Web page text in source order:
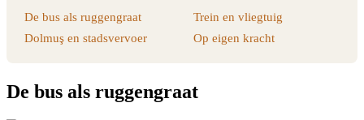
De bus als ruggengraat
Dolmuş en stadsvervoer
Trein en vliegtuig
Op eigen kracht
De bus als ruggengraat